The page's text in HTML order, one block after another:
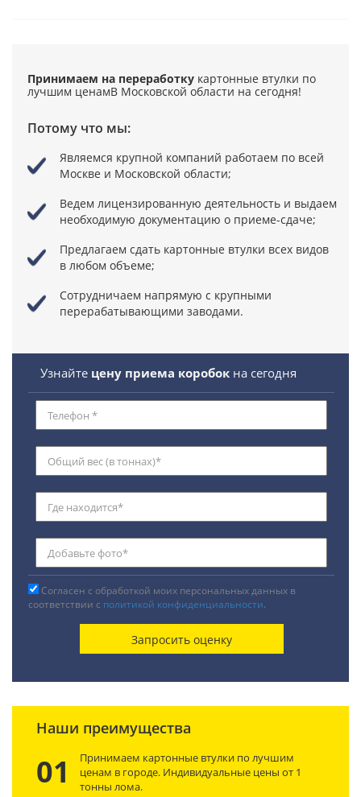
Принимаем на переработку картонные втулки по
лучшим ценамВ Московской области на сегодня!
Потому что мы:
Являемся крупной компаний работаем по всей
Москве и Московской области;
Ведем лицензированную деятельность и выдаем
необходимую документацию о приеме-сдаче;
Предлагаем сдать картонные втулки всех видов
в любом объеме;
Сотрудничаем напрямую с крупными
перерабатывающими заводами.
Узнайте цену приема коробок на сегодня
Согласен с обработкой моих персональных данных в
соответствии с политикой конфиденциальности.
Наши преимущества
01
Принимаем картонные втулки по лучшим
ценам в городе. Индивидуальные цены от 1
тонны лома.